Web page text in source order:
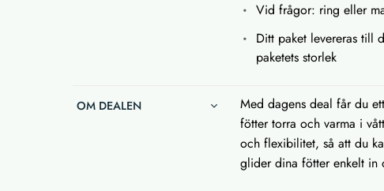
Vid frågor: ring eller
Ditt paket levereras till
paketets storlek
OM DEALEN
Med dagens deal får du
fötter torra och varma i
och flexibilitet, så att du
glider dina fötter enkelt in